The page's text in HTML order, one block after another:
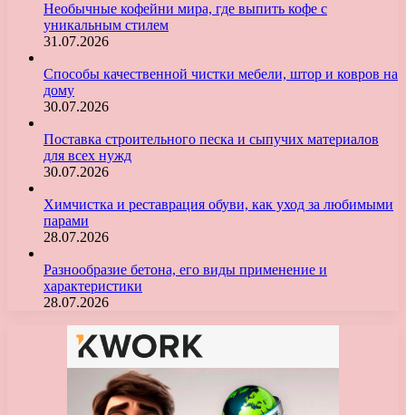
Необычные кофейни мира, где выпить кофе с
уникальным стилем
31.07.2026
Способы качественной чистки мебели, штор и ковров на
дому
30.07.2026
Поставка строительного песка и сыпучих материалов
для всех нужд
30.07.2026
Химчистка и реставрация обуви, как уход за любимыми
парами
28.07.2026
Разнообразие бетона, его виды применение и
характеристики
28.07.2026